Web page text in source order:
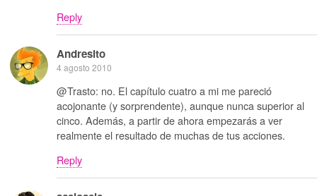
Reply
Andresito
4 agosto 2010
@Trasto: no. El capítulo cuatro a mi me pareció
acojonante (y sorprendente), aunque nunca superior al
cinco. Además, a partir de ahora empezarás a ver
realmente el resultado de muchas de tus acciones.
Reply